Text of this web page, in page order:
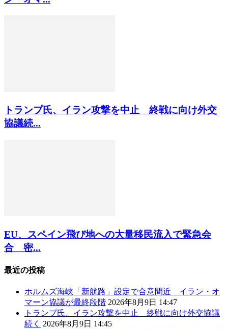
トランプ氏、イラン攻撃を中止 終戦に向け外交
協議続...
EU、スペイン飛び地への大量移民流入で緊急会
合 密...
最近の投稿
ホルムズ海峡「新航路」設定で合意間近 イラン・オ
マーン協議が最終段階 2026年8月9日 14:47
トランプ氏、イラン攻撃を中止 終戦に向け外交協議
続く
2026年8月9日 14:45